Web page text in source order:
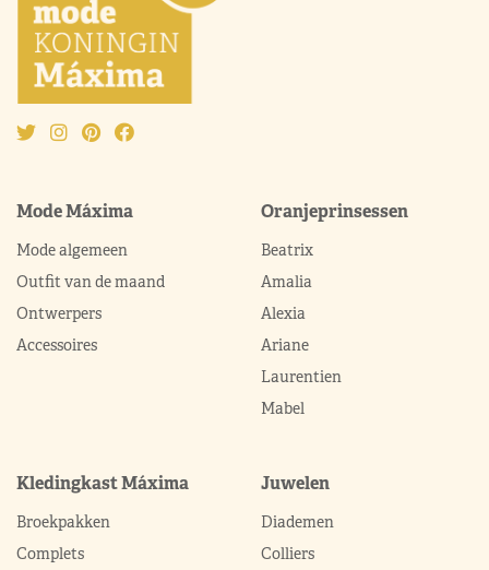
Mode Máxima
Mode algemeen
Outfit van de maand
Ontwerpers
Accessoires
Oranjeprinsessen
Beatrix
Amalia
Alexia
Ariane
Laurentien
Mabel
Kledingkast Máxima
Broekpakken
Complets
Juwelen
Diademen
Colliers